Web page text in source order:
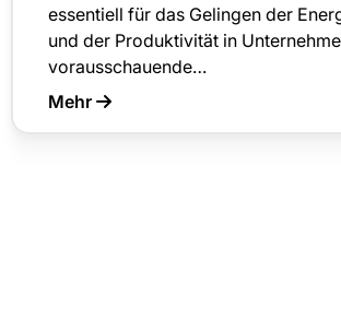
essentiell für das Gelingen der
und der Produktivität in
vorausschauende…
Mehr